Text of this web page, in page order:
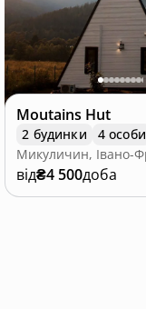
Moutains Hut
2 будинки
4 особи
від₴4 500доба